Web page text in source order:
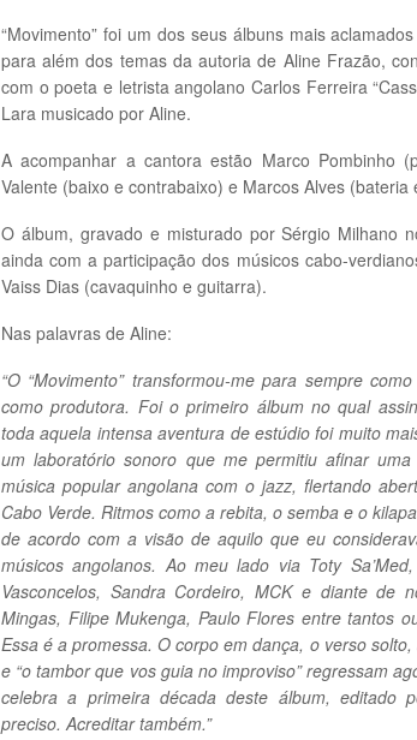
“Movimento” foi um dos seus álbuns mais
para além dos temas da autoria de Aline Frazão,
com o poeta e letrista angolano Carlos Ferreira
Lara musicado por Aline.
A acompanhar a cantora estão Marco Pombinho
Valente (baixo e contrabaixo) e Marcos Alves (bateria
O álbum, gravado e misturado por Sérgio Milhano
ainda com a participação dos músicos cabo-
Vaiss Dias (cavaquinho e guitarra).
Nas palavras de Aline:
“O “Movimento” transformou-me para sempre
como produtora. Foi o primeiro álbum no qual
toda aquela intensa aventura de estúdio foi muito
um laboratório sonoro que me permitiu afinar
música popular angolana com o jazz, flertando
Cabo Verde. Ritmos como a rebita, o semba e o
de acordo com a visão de aquilo que eu
músicos angolanos. Ao meu lado via Toty
Vasconcelos, Sandra Cordeiro, MCK e diante de
Mingas, Filipe Mukenga, Paulo Flores entre tantos
Essa é a promessa. O corpo em dança, o verso
e “o tambor que vos guia no improviso” regressam
celebra a primeira década deste álbum, editado
preciso. Acreditar também.”